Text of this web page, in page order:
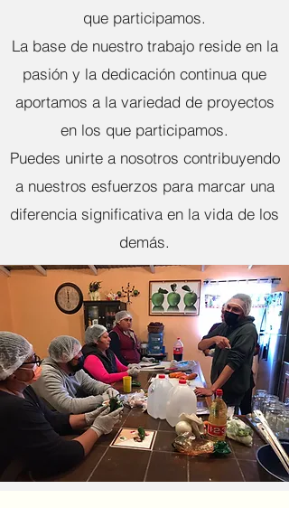
que participamos.
La base de nuestro trabajo reside en la
pasión y la dedicación continua que
aportamos a la variedad de proyectos
en los que participamos.
Puedes unirte a nosotros contribuyendo
a nuestros esfuerzos para marcar una
diferencia significativa en la vida de los
demás.